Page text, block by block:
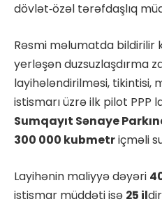
dövlət‑özəl tərəfdaşlıq
Rəsmi məlumatda bildirilir
yerləşən duzsuzlaşdırma
layihələndirilməsi, tikintisi,
istismarı üzrə ilk pilot PPP
Sumqayıt Sənaye
300 000 kubmetriçməli
Layihənin maliyyə dəyəri
istismar müddəti isə 25 il